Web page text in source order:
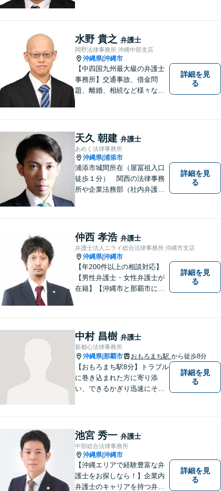
まずはお気軽にご相談くださ
い！
水野 貴之 弁護士
岡野法律事務所 沖縄中部支店
沖縄県|沖縄市
【中四国九州最大級の弁護士
事務所】交通事故、借金問
題、離婚、相続など様々な問
まずはお気軽にご相談くださ
い！
詳細を見
る
天久 朝建 弁護士
あめく法律事務所
沖縄県|浦添市
浦添市城間所在（屋冨祖入口
徒歩１分） 関西の法律事務
所や企業法務部（社内弁護士
詳細を見
る
仲西 孝浩 弁護士
弁護士法人ニライ総合法律事務所 沖縄市支店
沖縄県|沖縄市
【年200件以上の相談対応】
【男性弁護士・女性弁護士が
在籍】【沖縄市と那覇市に事
業法務など幅広く対応しま
す。「沖縄ならではの習慣」
を熟知した弁護士が多数在
籍。
詳細を見
る
中村 昌樹 弁護士
新都心法律事務所
沖縄県|那覇市 おもろまち駅 から徒歩8分
【おもろまち駅8分】トラブル
に巻き込まれた方に寄り添
い、できるかぎり迅速にそし
婚、借金、相続、交通事故
等、生活上のトラブルがござ
いましたら、お気軽にご相談
下さい。
詳細を見
る
池宮 秀一 弁護士
中部総合法律事務所
沖縄県|沖縄市
【沖縄エリアで経験豊富な弁
護士をお探しなら！】企業内
弁護士のキャリアを持つ弁護
詳細を見
る